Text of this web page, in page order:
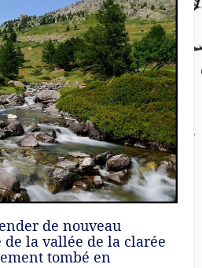
de nouveau
la vallée de la clarée
tombé en